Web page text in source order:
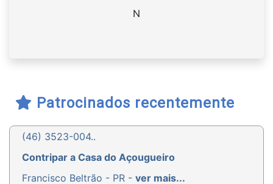
N
Patrocinados recentemente
(46) 3523-004..
Contripar a Casa do Açougueiro
Francisco Beltrão - PR - ver mais...